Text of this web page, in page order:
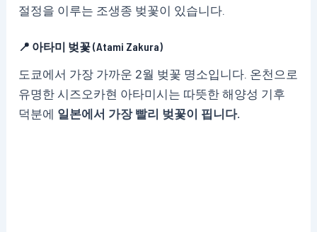
절정을 이루는 조생종 벚꽃이 있습니다.
📍 아타미 벚꽃 (Atami Zakura)
도쿄에서 가장 가까운 2월 벚꽃 명소입니다. 온천으로
유명한 시즈오카현 아타미시는 따뜻한 해양성 기후
덕분에 일본에서 가장 빨리 벚꽃이 핍니다.